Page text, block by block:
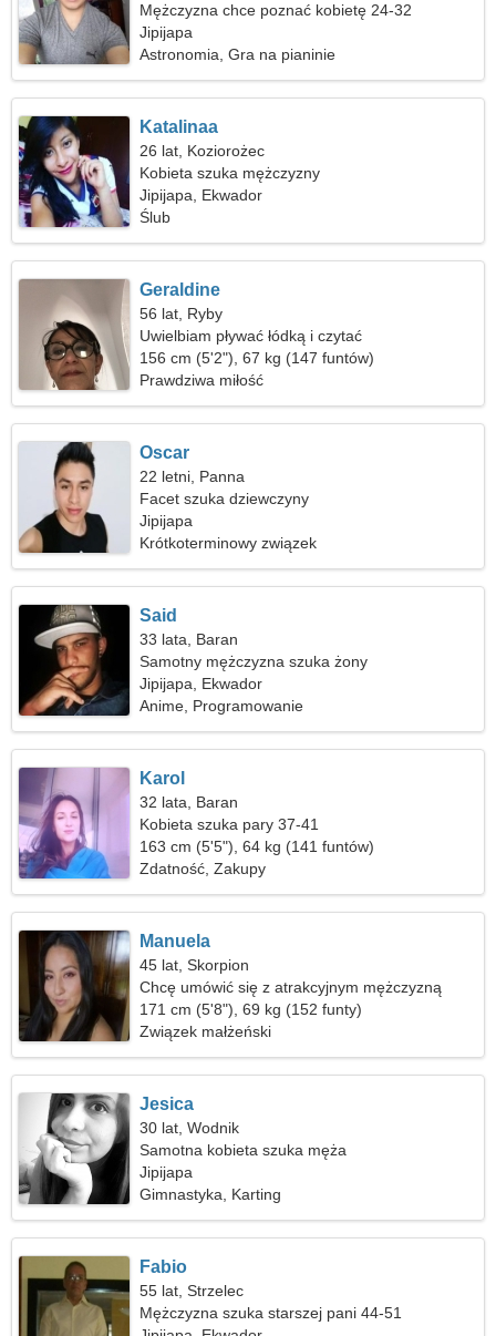
Mężczyzna chce poznać kobietę 24-32
Jipijapa
Astronomia, Gra na pianinie
Katalinaa
26 lat, Koziorożec
Kobieta szuka mężczyzny
Jipijapa, Ekwador
Ślub
Geraldine
56 lat, Ryby
Uwielbiam pływać łódką i czytać
156 cm (5'2"), 67 kg (147 funtów)
Prawdziwa miłość
Oscar
22 letni, Panna
Facet szuka dziewczyny
Jipijapa
Krótkoterminowy związek
Said
33 lata, Baran
Samotny mężczyzna szuka żony
Jipijapa, Ekwador
Anime, Programowanie
Karol
32 lata, Baran
Kobieta szuka pary 37-41
163 cm (5'5"), 64 kg (141 funtów)
Zdatność, Zakupy
Manuela
45 lat, Skorpion
Chcę umówić się z atrakcyjnym mężczyzną
171 cm (5'8"), 69 kg (152 funty)
Związek małżeński
Jesica
30 lat, Wodnik
Samotna kobieta szuka męża
Jipijapa
Gimnastyka, Karting
Fabio
55 lat, Strzelec
Mężczyzna szuka starszej pani 44-51